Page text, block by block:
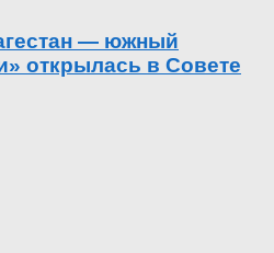
— южный
открылась в Совете